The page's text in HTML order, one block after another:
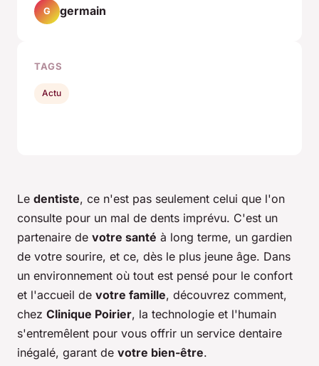
Le dentiste, ce n'est pas seulement celui que l'on
consulte pour un mal de dents imprévu. C'est un
partenaire de votre santé à long terme, un gardien
de votre sourire, et ce, dès le plus jeune âge. Dans
un environnement où tout est pensé pour le confort
et l'accueil de votre famille, découvrez comment,
chez Clinique Poirier, la technologie et l'humain
s'entremêlent pour vous offrir un service dentaire
inégalé, garant de votre bien-être.
G germain
TAGS
Actu